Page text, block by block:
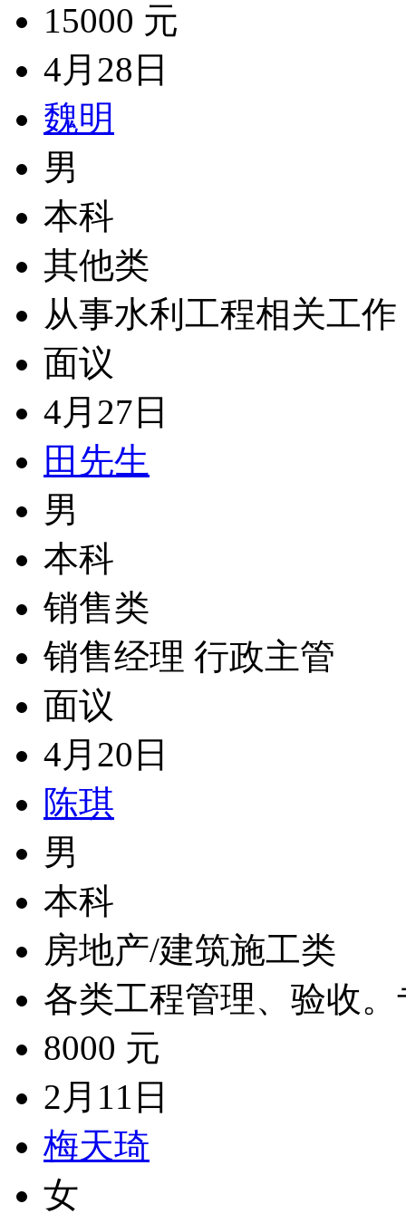
15000 元
4月28日
魏明
男
本科
其他类
从事水利工程相关工作
面议
4月27日
田先生
男
本科
销售类
销售经理 行政主管
面议
4月20日
陈琪
男
本科
房地产/建筑施工类
各类工程管理、验收。
8000 元
2月11日
梅天琦
女